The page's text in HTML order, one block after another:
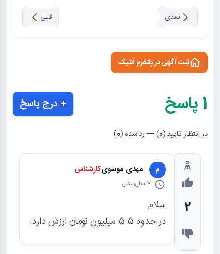
قبلی بعدی
ثبت آگهی در پلتفرم آنتیک
1پاسخ + درج پاسخ
در انتظار تایید (0) — رد شده (0
)
2
م مهدی موسویکارشناس
7 سال پیش
سلام
در حدود 5.5 میلیون تومان ارزش دارد.